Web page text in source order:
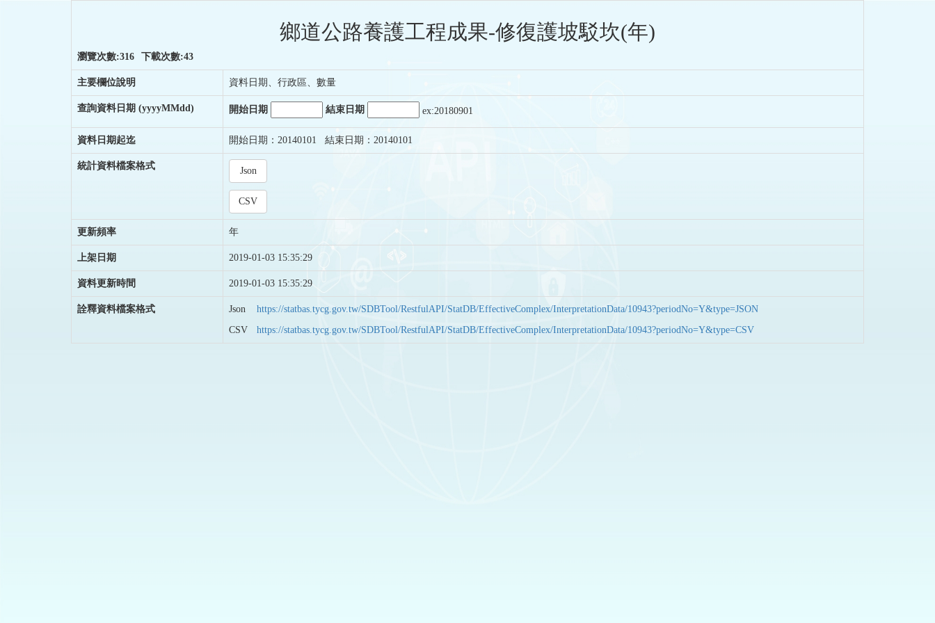
鄉道公路養護工程成果-修復護坡駁坎(年)
瀏覽次數:316 下載次數:43
主要欄位說明 資料日期、行政區、數量
查詢資料日期 (yyyyMMdd) 開始日期 結束日期 ex:20180901
資料日期起迄 開始日期：20140101 結束日期：20140101
統計資料檔案格式 Json
CSV
更新頻率 年
上架日期 2019-01-03 15:35:29
資料更新時間 2019-01-03 15:35:29
詮釋資料檔案格式 Json
https://statbas.tycg.gov.tw/SDBTool/RestfulAPI/StatDB/EffectiveComplex/InterpretationData/10943?periodNo=Y&type=JSON
CSV
https://statbas.tycg.gov.tw/SDBTool/RestfulAPI/StatDB/EffectiveComplex/InterpretationData/10943?periodNo=Y&type=CSV